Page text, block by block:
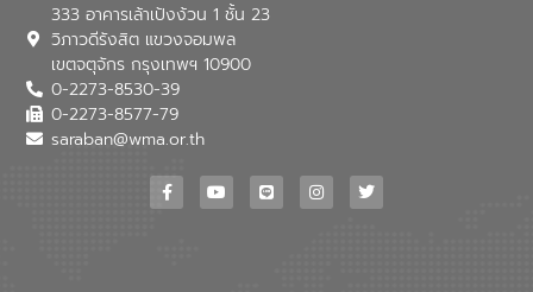
333 อาคารเล้าเป้งง้วน 1 ชั้น 23
วิภาวดีรังสิต แขวงจอมพล
เขตจตุจักร กรุงเทพฯ 10900
0-2273-8530-39
0-2273-8577-79
saraban@wma.or.th